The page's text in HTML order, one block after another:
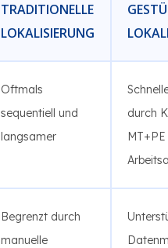
TRADITIONELLE
LOKALISIERUNG
Oftmals
sequentiell und
langsamer
durch
Begrenzt durch
manuelle